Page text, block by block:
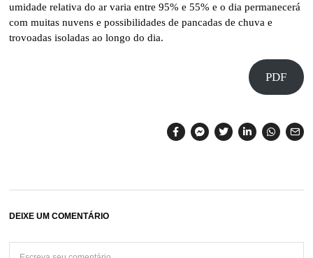
umidade relativa do ar varia entre 95% e 55% e o dia permanecerá
com muitas nuvens e possibilidades de pancadas de chuva e
trovoadas isoladas ao longo do dia.
PDF
DEIXE UM COMENTÁRIO